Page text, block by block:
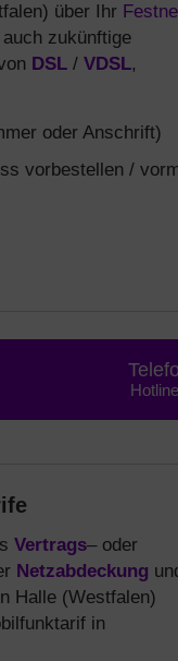
über Ihr
zukünftige
DSL / VDSL,
oder Anschrift)
vorbestellen /
Vertrags– oder
Netzabdeckung
Halle (Westfalen)
in